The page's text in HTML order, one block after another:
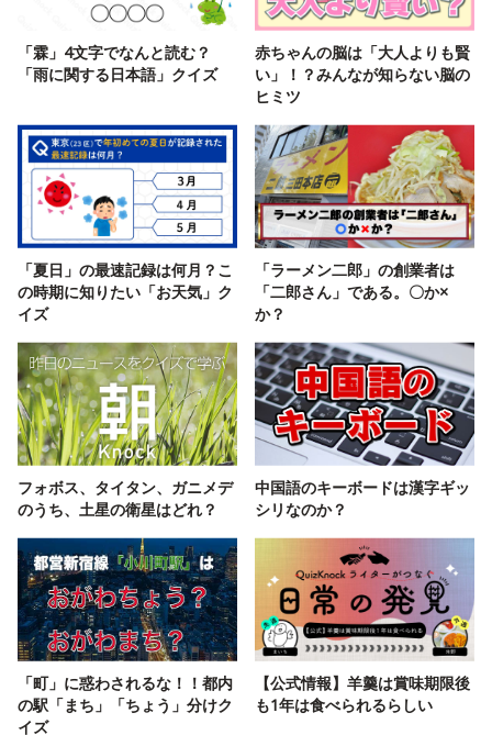
「霖」4文字でなんと読む？
「雨に関する日本語」クイズ
赤ちゃんの脳は「大人よりも賢
い」！？みんなが知らない脳の
ヒミツ
「夏日」の最速記録は何月？こ
の時期に知りたい「お天気」ク
イズ
「ラーメン二郎」の創業者は
「二郎さん」である。〇か×
か？
フォボス、タイタン、ガニメデ
のうち、土星の衛星はどれ？
中国語のキーボードは漢字ギッ
シリなのか？
「町」に惑わされるな！！都内
の駅「まち」「ちょう」分けク
イズ
【公式情報】羊羹は賞味期限後
も1年は食べられるらしい